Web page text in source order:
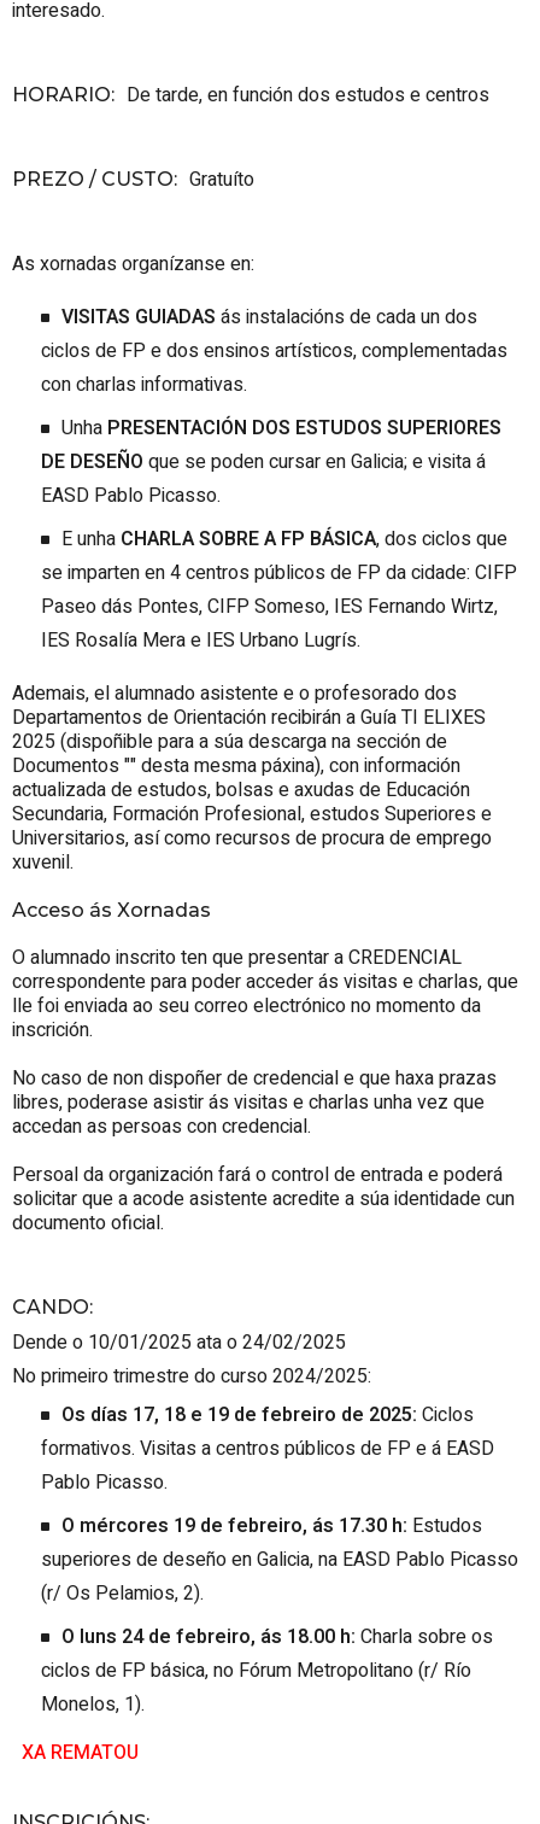
interesado.
HORARIO: De tarde, en función dos estudos e centros
PREZO / CUSTO: Gratuíto
As xornadas organízanse en:
VISITAS GUIADAS ás instalacións de cada un dos
ciclos de FP e dos ensinos artísticos, complementadas
con charlas informativas.
Unha PRESENTACIÓN DOS ESTUDOS SUPERIORES
DE DESEÑO que se poden cursar en Galicia; e visita á
EASD Pablo Picasso.
E unha CHARLA SOBRE A FP BÁSICA, dos ciclos que
se imparten en 4 centros públicos de FP da cidade: CIFP
Paseo dás Pontes, CIFP Someso, IES Fernando Wirtz,
IES Rosalía Mera e IES Urbano Lugrís.
Ademais, el alumnado asistente e o profesorado dos
Departamentos de Orientación recibirán a Guía TI ELIXES
2025 (dispoñible para a súa descarga na sección de
Documentos "" desta mesma páxina), con información
actualizada de estudos, bolsas e axudas de Educación
Secundaria, Formación Profesional, estudos Superiores e
Universitarios, así como recursos de procura de emprego
xuvenil.
Acceso ás Xornadas
O alumnado inscrito ten que presentar a CREDENCIAL
correspondente para poder acceder ás visitas e charlas, que
lle foi enviada ao seu correo electrónico no momento da
inscrición.
No caso de non dispoñer de credencial e que haxa prazas
libres, poderase asistir ás visitas e charlas unha vez que
accedan as persoas con credencial.
Persoal da organización fará o control de entrada e poderá
solicitar que a acode asistente acredite a súa identidade cun
documento oficial.
CANDO:
Dende o 10/01/2025 ata o 24/02/2025
No primeiro trimestre do curso 2024/2025:
Os días 17, 18 e 19 de febreiro de 2025: Ciclos
formativos. Visitas a centros públicos de FP e á EASD
Pablo Picasso.
O mércores 19 de febreiro, ás 17.30 h: Estudos
superiores de deseño en Galicia, na EASD Pablo Picasso
(r/ Os Pelamios, 2).
O luns 24 de febreiro, ás 18.00 h: Charla sobre os
ciclos de FP básica,no Fórum Metropolitano (r/ Río
Monelos, 1).
XA REMATOU